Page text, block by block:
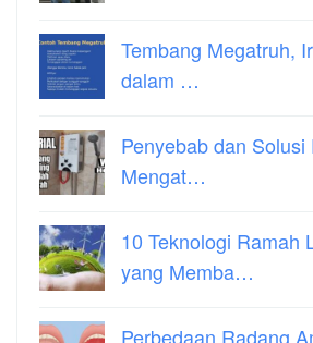
Tembang Megatruh,
dalam …
Penyebab dan
Mengat…
10 Teknologi Ramah
yang Memba…
Perbedaan Radang